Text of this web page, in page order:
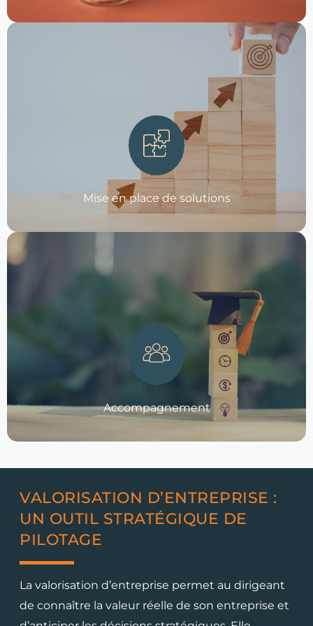
Mise en place de solutions
Accompagnement
Création - Gouvernance - Gestion - Transformation
digitale
Méthodologie
VALORISATION D’ENTREPRISE :
UN OUTIL STRATÉGIQUE DE
PILOTAGE
La valorisation d’entreprise permet au dirigeant
de connaître la valeur réelle de son entreprise et